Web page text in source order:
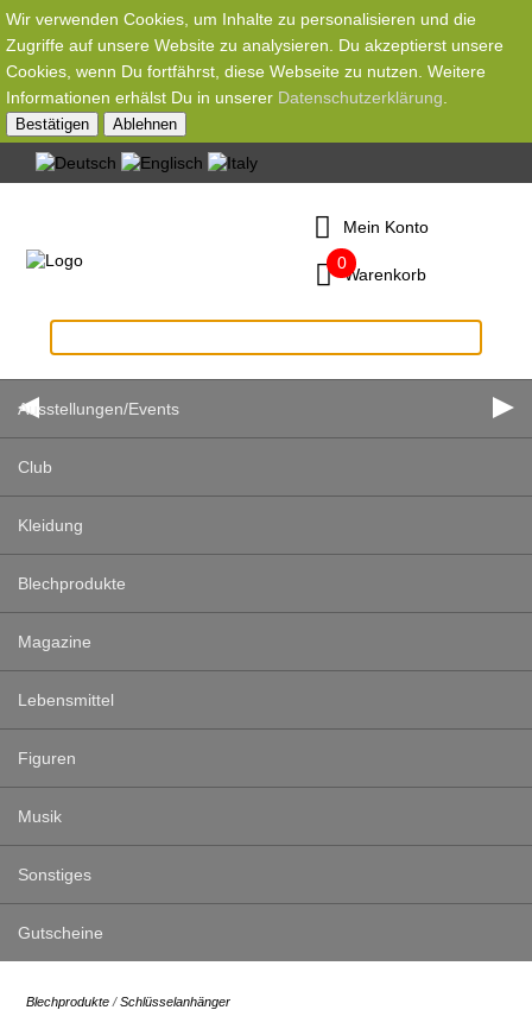
Wir verwenden Cookies, um Inhalte zu personalisieren und die
Zugriffe auf unsere Website zu analysieren. Du akzeptierst unsere
Cookies, wenn Du fortfährst, diese Webseite zu nutzen. Weitere
Informationen erhälst Du in unserer Datenschutzerklärung
Bestätigen Ablehnen
Mein Konto
0
Warenkorb
Ausstellungen/Events
Club
Kleidung
Blechprodukte
Magazine
Lebensmittel
Figuren
Musik
Sonstiges
Gutscheine
Blechprodukte /Schlüsselanhänger